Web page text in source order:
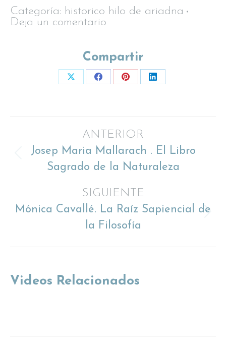
Categoría: historico hilo de ariadna
Deja un comentario
Compartir
Share
Share
Share
Share
entre
ANTERIOR
Proyecto
anterior
Josep Maria Mallarach . El Libro
Sagrado de la Naturaleza
SIGUIENTE
Proyecto
siguiente
Mónica Cavallé. La Raíz Sapiencial de
la Filosofía
Videos Relacionados